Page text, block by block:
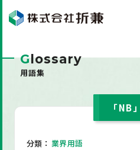
Glossary
用語集
「NB
分類： 業界用語